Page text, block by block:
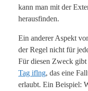
kann man mit der
herausfinden.
Ein anderer Aspekt
der Regel nicht für
Für diesen Zweck
Tag iflng, das eine
erlaubt. Ein Beispiel: